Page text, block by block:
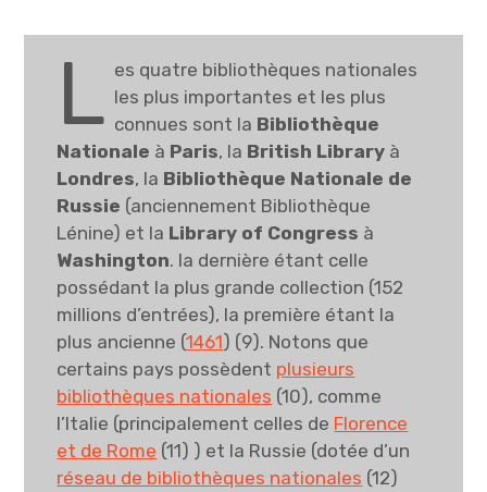
L es quatre bibliothèques nationales
les plus importantes et les plus
connues sont la Bibliothèque
Nationale à Paris, la British Library à
Londres, la Bibliothèque Nationale de
Russie (anciennement Bibliothèque
Lénine) et la Library of Congress à
Washington. la dernière étant celle
possédant la plus grande collection (152
millions d’entrées), la première étant la
plus ancienne (1461) (9). Notons que
certains pays possèdent plusieurs
bibliothèques nationales (10), comme
l’Italie (principalement celles de Florence
et de Rome (11) ) et la Russie (dotée d’un
réseau de bibliothèques nationales (12)